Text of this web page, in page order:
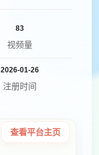
83
视频量
2026-01-26
注册时间
查看平台主页